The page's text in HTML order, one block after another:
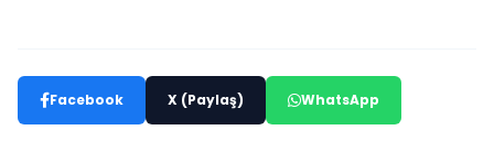
Facebook X (Paylaş) WhatsApp